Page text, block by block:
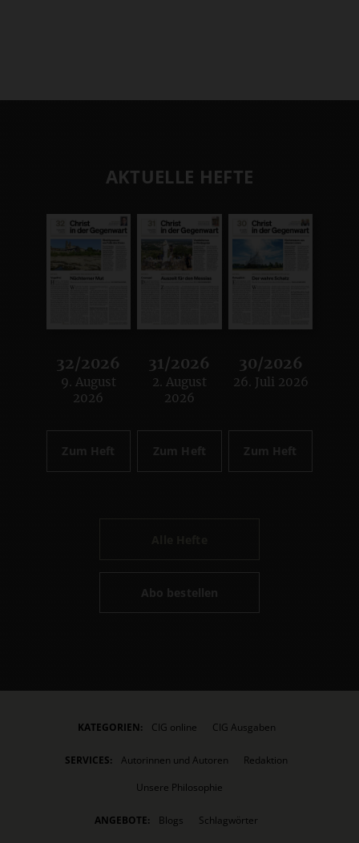
AKTUELLE HEFTE
32/2026
:
9. August
2026
Zum Heft
31/2026
:
2. August
2026
Zum Heft
30/2026
:
26. Juli 2026
Zum Heft
Abo bestellen
KATEGORIEN: CIG online CIG Ausgaben
SERVICES: Autorinnen und Autoren
Redaktion
Unsere Philosophie
ANGEBOTE: Blogs Schlagwörter